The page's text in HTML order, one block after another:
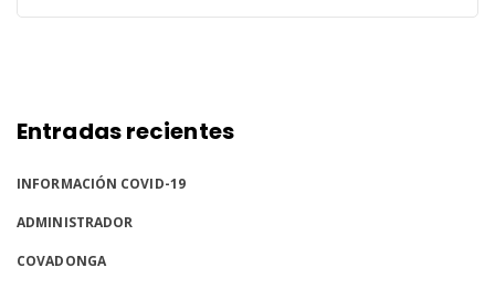
Entradas recientes
INFORMACIÓN COVID-19
ADMINISTRADOR
COVADONGA